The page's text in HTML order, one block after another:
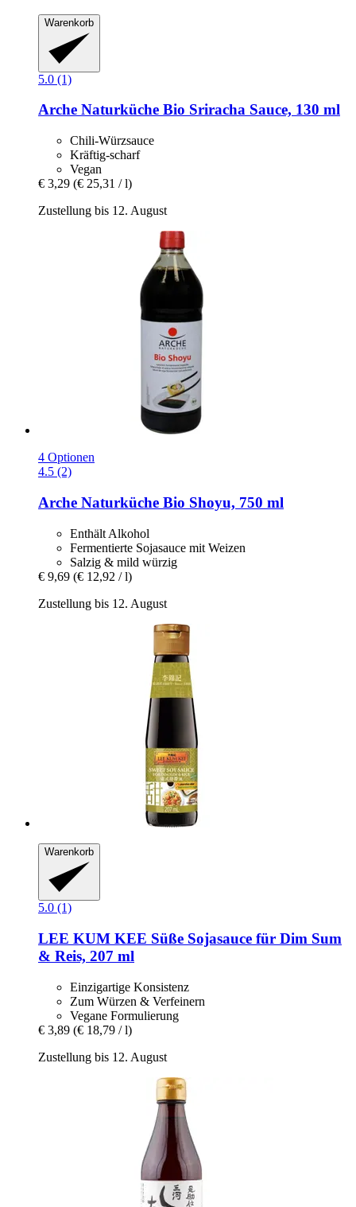
Warenkorb
5.0 (1)
Arche Naturküche Bio Sriracha Sauce, 130 ml
Chili-Würzsauce
Kräftig-scharf
Vegan
€ 3,29 (€ 25,31 / l)
Zustellung bis 12. August
4 Optionen
4.5 (2)
Arche Naturküche Bio Shoyu, 750 ml
Enthält Alkohol
Fermentierte Sojasauce mit Weizen
Salzig & mild würzig
€ 9,69 (€ 12,92 / l)
Zustellung bis 12. August
Warenkorb
5.0 (1)
LEE KUM KEE Süße Sojasauce für Dim Sum
& Reis, 207 ml
Einzigartige Konsistenz
Zum Würzen & Verfeinern
Vegane Formulierung
€ 3,89 (€ 18,79 / l)
Zustellung bis 12. August